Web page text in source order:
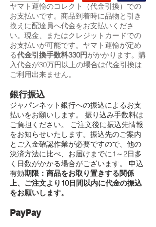
ヤマト運輸のコレクト（代金引換）での
お支払いです。商品到着時に品物と引き
換えに配達員へ代金をお支払いくださ
い。現金、またはクレジットカードでの
お支払いが可能です。ヤマト運輸が定め
る代金引換手数料330円がかかります。購
入代金が30万円以上の場合は代金引換は
ご利用出来ません。
銀行振込
ジャパンネット銀行への振込によるお支
払いをお願いします。 振り込み手数料は
ご負担ください。 ご注文後に振込先情報
をお知らせいたします。振込先のご案内
とご入金確認作業が必要ですので、他の
決済方法に比べ、お届けまでに1～2日多
く日数がかかる場合がございます。 申込
有効期限：商品をお取り置きする関係
上、ご注文より10日間以内に代金の振込
をお願いします。
PayPay